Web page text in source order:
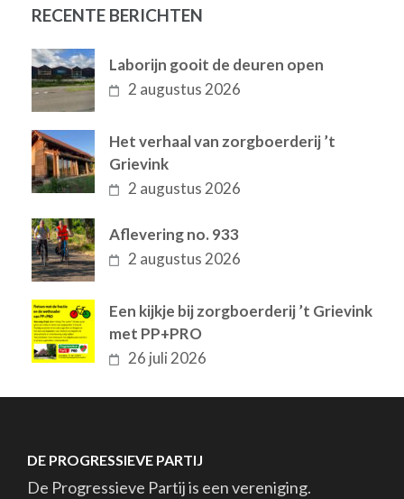
RECENTE BERICHTEN
Laborijn gooit de deuren open
2 augustus 2026
Het verhaal van zorgboerderij ’t
Grievink
2 augustus 2026
Aflevering no. 933
2 augustus 2026
Een kijkje bij zorgboerderij ’t Grievink
met PP+PRO
26 juli 2026
DE PROGRESSIEVE PARTIJ
De Progressieve Partij is een vereniging.